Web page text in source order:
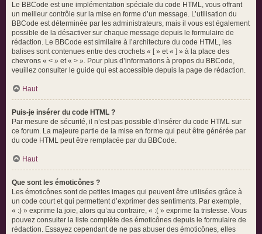
Le BBCode est une implémentation spéciale du code HTML, vous offrant
un meilleur contrôle sur la mise en forme d’un message. L’utilisation du
BBCode est déterminée par les administrateurs, mais il vous est également
possible de la désactiver sur chaque message depuis le formulaire de
rédaction. Le BBCode est similaire à l’architecture du code HTML, les
balises sont contenues entre des crochets « [ » et « ] » à la place des
chevrons « < » et « > ». Pour plus d’informations à propos du BBCode,
veuillez consulter le guide qui est accessible depuis la page de rédaction.
Haut
Puis-je insérer du code HTML ?
Par mesure de sécurité, il n’est pas possible d’insérer du code HTML sur
ce forum. La majeure partie de la mise en forme qui peut être générée par
du code HTML peut être remplacée par du BBCode.
Haut
Que sont les émoticônes ?
Les émoticônes sont de petites images qui peuvent être utilisées grâce à
un code court et qui permettent d’exprimer des sentiments. Par exemple,
« :) » exprime la joie, alors qu’au contraire, « :( » exprime la tristesse. Vous
pouvez consulter la liste complète des émoticônes depuis le formulaire de
rédaction. Essayez cependant de ne pas abuser des émoticônes, elles